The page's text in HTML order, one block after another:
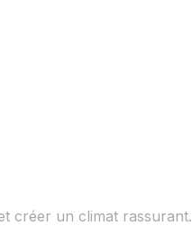
créer un climat rassurant.